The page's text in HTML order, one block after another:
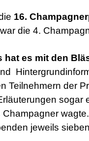
16.
die 4.
hat es mit den
der
sogar
jeweils